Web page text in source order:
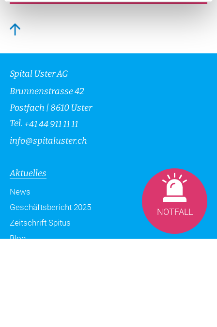
NOTFALL
Spital Uster AG
Brunnenstrasse 42
Postfach | 8610 Uster
Tel. +41 44 911 11 11
info@spitaluster.ch
Aktuelles
News
Geschäftsbericht 2025
Zeitschrift Spitus
Blog